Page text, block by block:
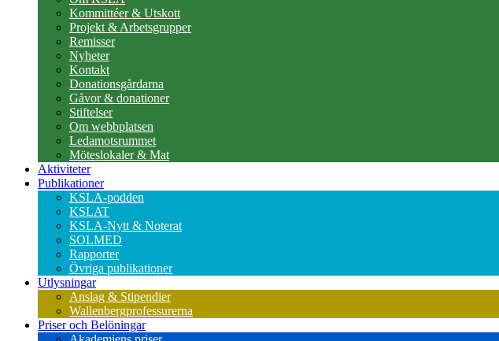
Kommittéer & Utskott
Projekt & Arbetsgrupper
Remisser
Nyheter
Kontakt
Donationsgårdarna
Gåvor & donationer
Stiftelser
Om webbplatsen
Ledamotsrummet
Möteslokaler & Mat
Aktiviteter
Publikationer
KSLA-podden
KSLAT
KSLA-Nytt & Noterat
SOLMED
Rapporter
Övriga publikationer
Utlysningar
Anslag & Stipendier
Wallenbergprofessurerna
Priser och Belöningar